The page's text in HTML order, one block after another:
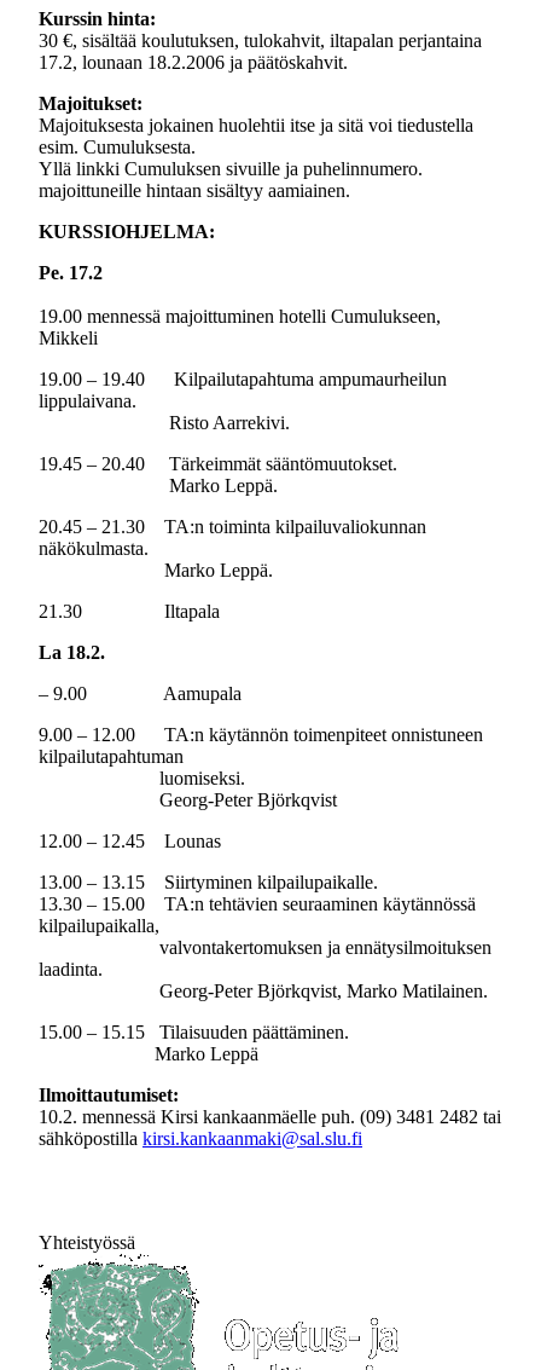
Kurssin hinta:
30 €, sisältää koulutuksen, tulokahvit, iltapalan perjantaina
17.2, lounaan 18.2.2006 ja päätöskahvit.
Majoitukset:
Majoituksesta jokainen huolehtii itse ja sitä voi tiedustella
esim. Cumuluksesta.
Yllä linkki Cumuluksen sivuille ja puhelinnumero.
majoittuneille hintaan sisältyy aamiainen.
KURSSIOHJELMA:
Pe. 17.2
19.00 mennessä majoittuminen hotelli Cumulukseen,
Mikkeli
19.00 – 19.40 Kilpailutapahtuma ampumaurheilun
lippulaivana.
Risto Aarrekivi.
19.45 – 20.40 Tärkeimmät sääntömuutokset.
Marko Leppä.
20.45 – 21.30 TA:n toiminta kilpailuvaliokunnan
näkökulmasta.
Marko Leppä.
21.30 Iltapala
La 18.2.
– 9.00 Aamupala
9.00 – 12.00 TA:n käytännön toimenpiteet onnistuneen
kilpailutapahtuman
luomiseksi.
Georg-Peter Björkqvist
12.00 – 12.45 Lounas
13.00 – 13.15 Siirtyminen kilpailupaikalle.
13.30 – 15.00 TA:n tehtävien seuraaminen käytännössä
kilpailupaikalla,
valvontakertomuksen ja ennätysilmoituksen
laadinta.
Georg-Peter Björkqvist, Marko Matilainen.
15.00 – 15.15 Tilaisuuden päättäminen.
Marko Leppä
Ilmoittautumiset:
10.2. mennessä Kirsi kankaanmäelle puh. (09) 3481 2482 tai
sähköpostilla kirsi.kankaanmaki@sal.slu.fi
Yhteistyössä